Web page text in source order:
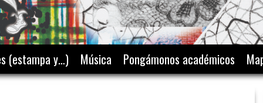
(estampa y…) Música Pongámonos académicos